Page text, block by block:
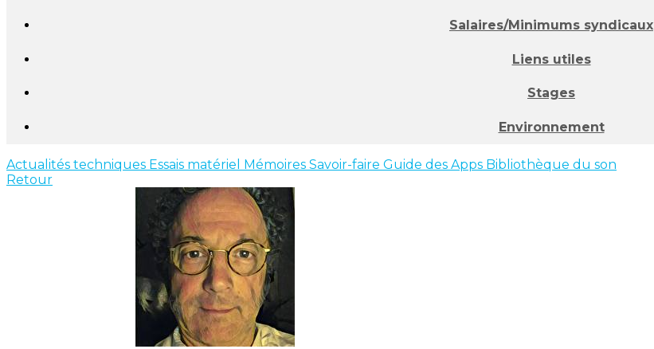
Salaires/Minimums syndicaux
Liens utiles
Stages
Environnement
Actualités techniques Essais matériel Mémoires Savoir-faire Guide des Apps Bibliothèque du son
Retour